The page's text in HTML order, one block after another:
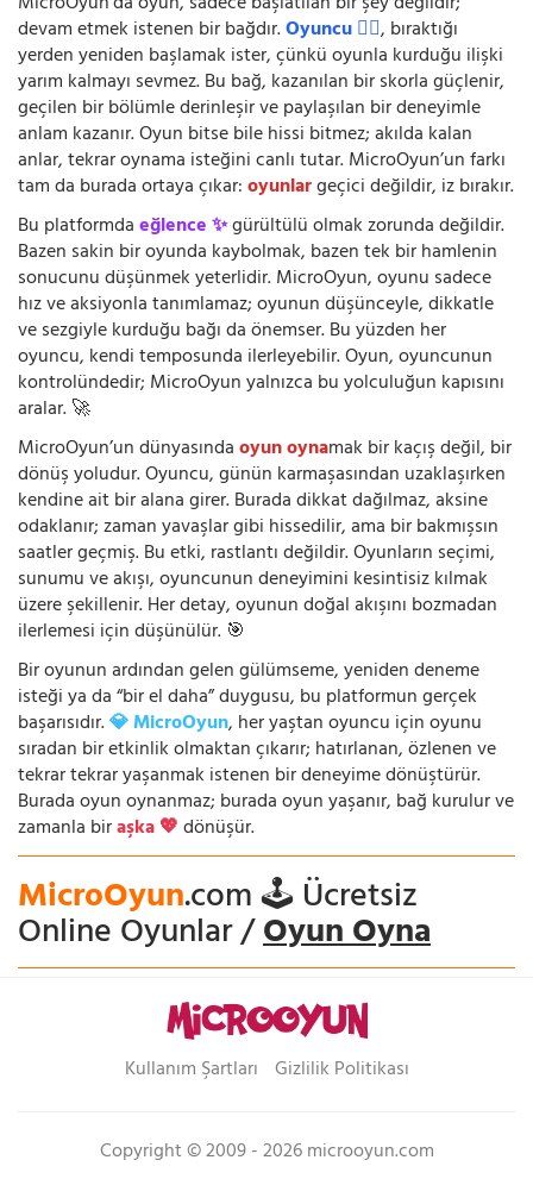
devam etmek istenen bir bağdır.Oyuncu 🧍‍♂️, bıraktığı
yerden yeniden başlamak ister, çünkü oyunla kurduğu ilişki
yarım kalmayı sevmez. Bu bağ, kazanılan bir skorla güçlenir,
geçilen bir bölümle derinleşir ve paylaşılan bir deneyimle
anlam kazanır. Oyun bitse bile hissi bitmez; akılda kalan
anlar, tekrar oynama isteğini canlı tutar. MicroOyun’un farkı
tam da burada ortaya çıkar:oyunlargeçici değildir, iz bırakır.
Bu platformdaeğlence ✨gürültülü olmak zorunda değildir.
Bazen sakin bir oyunda kaybolmak, bazen tek bir hamlenin
sonucunu düşünmek yeterlidir. MicroOyun, oyunu sadece
hız ve aksiyonla tanımlamaz; oyunun düşünceyle, dikkatle
ve sezgiyle kurduğu bağı da önemser. Bu yüzden her
oyuncu, kendi temposunda ilerleyebilir. Oyun, oyuncunun
kontrolündedir; MicroOyun yalnızca bu yolculuğun kapısını
aralar. 🚀
MicroOyun’un dünyasındaoyun oynamak bir kaçış değil, bir
dönüş yoludur. Oyuncu, günün karmaşasından uzaklaşırken
kendine ait bir alana girer. Burada dikkat dağılmaz, aksine
odaklanır; zaman yavaşlar gibi hissedilir, ama bir bakmışsın
saatler geçmiş. Bu etki, rastlantı değildir. Oyunların seçimi,
sunumu ve akışı, oyuncunun deneyimini kesintisiz kılmak
üzere şekillenir. Her detay, oyunun doğal akışını bozmadan
ilerlemesi için düşünülür. 🎯
Bir oyunun ardından gelen gülümseme, yeniden deneme
isteği ya da “bir el daha” duygusu, bu platformun gerçek
başarısıdır.💎 MicroOyun, her yaştan oyuncu için oyunu
sıradan bir etkinlik olmaktan çıkarır; hatırlanan, özlenen ve
tekrar tekrar yaşanmak istenen bir deneyime dönüştürür.
Burada oyun oynanmaz; burada oyun yaşanır, bağ kurulur ve
zamanla biraşka 💖dönüşür.
MicroOyun.com 🕹️ Ücretsiz
Online Oyunlar /Oyun Oyna
Kullanım Şartları Gizlilik Politikası
Copyright © 2009 - 2026 microoyun.com